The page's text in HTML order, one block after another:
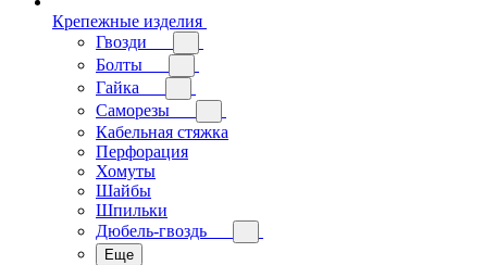
Крепежные изделия
Гвозди
Болты
Гайка
Саморезы
Кабельная стяжка
Перфорация
Хомуты
Шайбы
Шпильки
Дюбель-гвоздь
Еще